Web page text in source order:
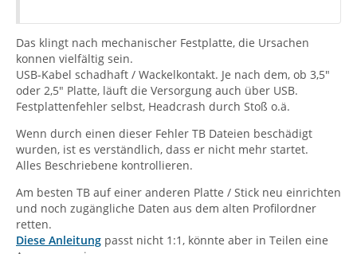
Das klingt nach mechanischer Festplatte, die Ursachen
konnen vielfältig sein.
USB-Kabel schadhaft / Wackelkontakt. Je nach dem, ob 3,5"
oder 2,5" Platte, läuft die Versorgung auch über USB.
Festplattenfehler selbst, Headcrash durch Stoß o.ä.
Wenn durch einen dieser Fehler TB Dateien beschädigt
wurden, ist es verständlich, dass er nicht mehr startet.
Alles Beschriebene kontrollieren.
Am besten TB auf einer anderen Platte / Stick neu einrichten
und noch zugängliche Daten aus dem alten Profilordner
retten.
Diese Anleitung passt nicht 1:1, könnte aber in Teilen eine